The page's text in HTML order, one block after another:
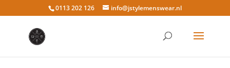
0113 202 126 info@jstylemenswear.nl